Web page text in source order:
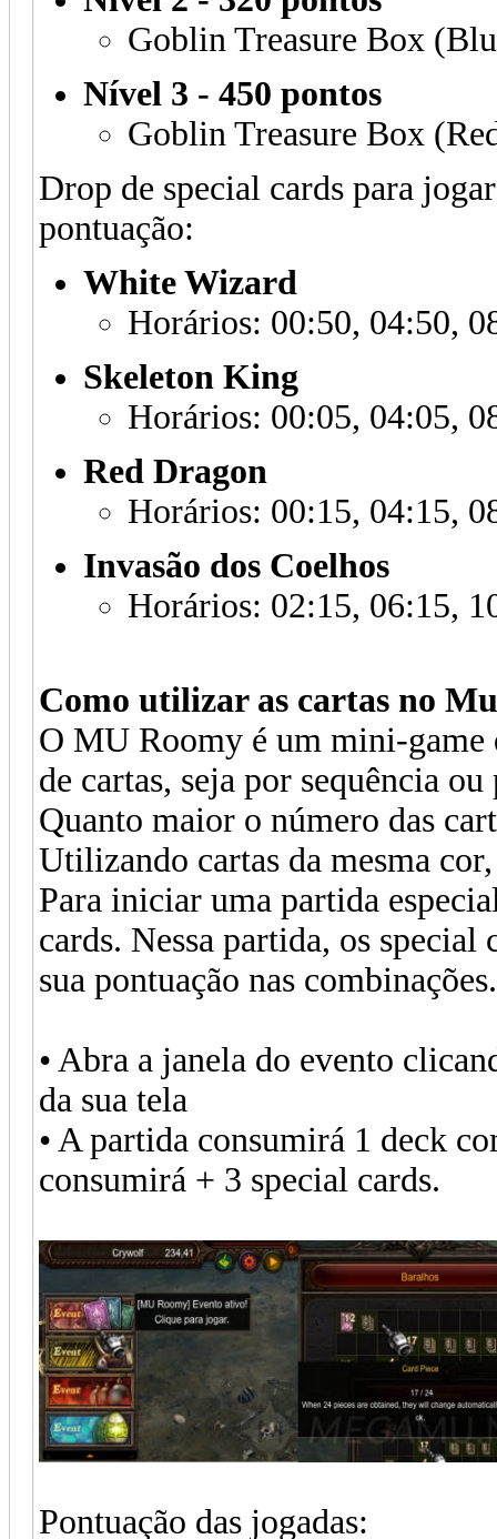
Goblin Treasure Box
Nível 3 - 450 pontos
Goblin Treasure Box
Drop de special cards para
pontuação:
White Wizard
Horários: 00:50, 04:50,
Skeleton King
Horários: 00:05, 04:05,
Red Dragon
Horários: 00:15, 04:15,
Invasão dos Coelhos
Horários: 02:15, 06:15,
Como utilizar as cartas no
O MU Roomy é um mini-game
de cartas, seja por sequência
Quanto maior o número das
Utilizando cartas da mesma
Para iniciar uma partida
cards. Nessa partida, os special
sua pontuação nas combinações.
• Abra a janela do evento
da sua tela
• A partida consumirá 1 deck
consumirá + 3 special cards.
Pontuação das jogadas: